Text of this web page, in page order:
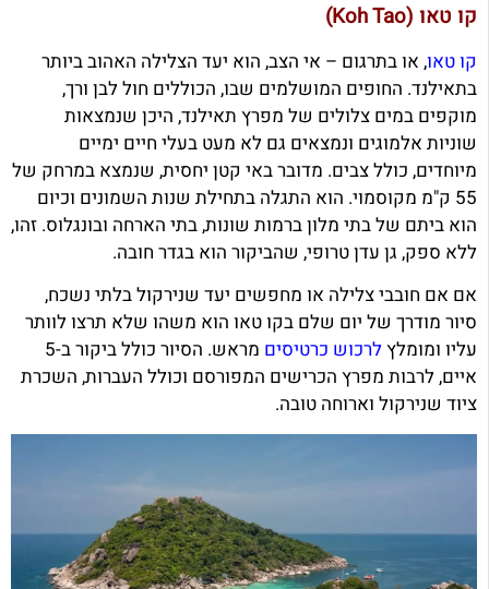
קו טאו (Koh Tao)
קו טאו, או בתרגום – אי הצב, הוא יעד הצלילה האהוב ביותר
בתאילנד. החופים המושלמים שבו, הכוללים חול לבן ורך,
מוקפים במים צלולים של מפרץ תאילנד, היכן שנמצאות
שוניות אלמוגים ונמצאים גם לא מעט בעלי חיים ימיים
מיוחדים, כולל צבים. מדובר באי קטן יחסית, שנמצא במרחק של
55 ק"מ מקוסמוי. הוא התגלה בתחילת שנות השמונים וכיום
הוא ביתם של בתי מלון ברמות שונות, בתי הארחה ובונגלוס. זהו,
ללא ספק, גן עדן טרופי, שהביקור הוא בגדר חובה.
אם אם חובבי צלילה או מחפשים יעד שנירקול בלתי נשכח,
סיור מודרך של יום שלם בקו טאו הוא משהו שלא תרצו לוותר
עליו ומומלץלרכוש כרטיסים
מראש. הסיור כולל ביקור ב-5
איים, לרבות מפרץ הכרישים המפורסם וכולל העברות, השכרת
ציוד שנירקול וארוחה טובה.